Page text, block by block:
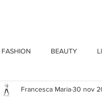
FASHION BEAUTY
Francesca Maria30 nov